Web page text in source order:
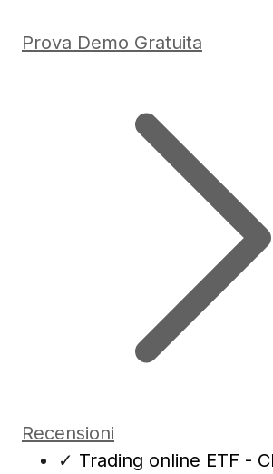
Prova Demo Gratuita
Recensioni
✓ Trading online ETF -